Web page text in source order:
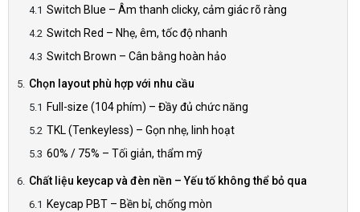
Switch Blue – Âm thanh clicky, cảm giác rõ ràng
Switch Red – Nhẹ, êm, tốc độ nhanh
Switch Brown – Cân bằng hoàn hảo
Chọn layout phù hợp với nhu cầu
Full-size (104 phím) – Đầy đủ chức năng
TKL (Tenkeyless) – Gọn nhẹ, linh hoạt
60% / 75% – Tối giản, thẩm mỹ
Chất liệu keycap và đèn nền – Yếu tố không thể bỏ qua
Keycap PBT – Bền bỉ, chống mòn